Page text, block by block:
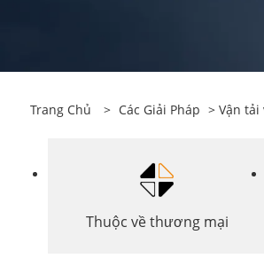
Trang Chủ > Các Giải Pháp > Vận tải
Thuộc về thương mại